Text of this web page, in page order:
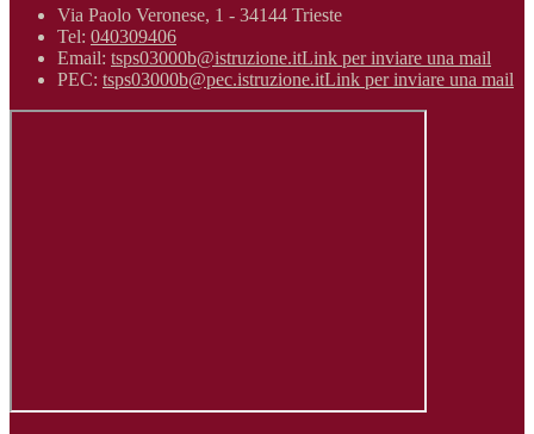
Via Paolo Veronese, 1 - 34144 Trieste
Tel: 040309406
Email: tsps03000b@istruzione.itLink per inviare una mail
PEC: tsps03000b@pec.istruzione.itLink per inviare una mail